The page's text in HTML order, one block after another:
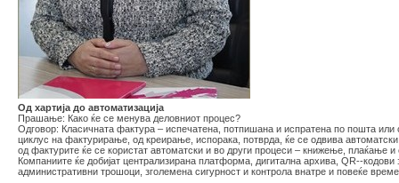
Од хартија до автоматизација
Прашање: Како ќе се менува деловниот процес?
Одговор: Класичната фактура – испечатена, потпишана и испратена по пошта
циклус на фактурирање, од креирање, испорака, потврда, ќе се одвива
од фактурите ќе се користат автоматски и во други процеси – книжење, плаќање и
Компаниите ќе добијат централизирана платформа, дигитална архива, QR--
административни трошоци, зголемена сигурност и контрола внатре и повеќе